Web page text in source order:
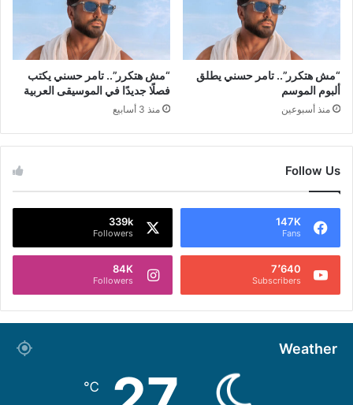
“مش هتكرر”.. تامر حسني يطلق
ألبوم الموسم
منذ أسبوعين
“مش هتكرر”.. تامر حسني يكتب
فصلًا جديدًا في الموسيقى العربية
منذ 3 أسابيع
Follow Us
147K
Fans
339k
Followers
7٬640
Subscribers
84K
Followers
Weather
℃